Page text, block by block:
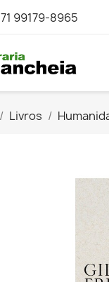
71 99179-8965
Livros